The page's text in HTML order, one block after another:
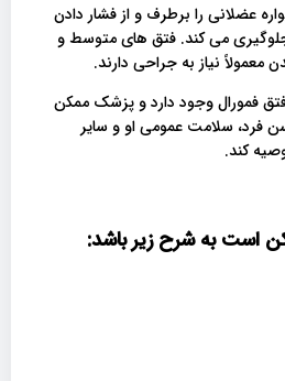
عضلانی را برطرف و از فشار دادن
می کند. فتق های متوسط ​​و
نیاز به جراحی دارند.
فمورال وجود دارد و پزشک ممکن
فرد، سلامت عمومی او و سایر
کند.
است به شرح زیر باشد: